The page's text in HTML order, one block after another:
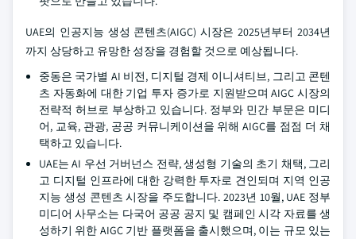
UAE의 인공지능 생성 콘텐츠(AIGC) 시장은 2025년부터 2034년
까지 상당하고 유망한 성장을 경험할 것으로 예상됩니다.
중동은 국가별 AI 비전, 디지털 경제 이니셔티브, 그리고 콘텐
츠 자동화에 대한 기업 투자 증가로 지원받으며 AIGC 시장의
전략적 허브로 부상하고 있습니다. 정부와 민간 부문은 미디
어, 교육, 관광, 공공 커뮤니케이션을 위해 AIGC를 점점 더 채
택하고 있습니다.
UAE는 AI 우선 거버넌스 전략, 생성형 기술의 초기 채택, 그리
고 디지털 인프라에 대한 강력한 투자로 견인되며 지역 인공
지능 생성 콘텐츠 시장을 주도합니다. 2023년 10월, UAE 정부
미디어 사무소는 다국어 공공 공지 및 캠페인 시각 자료를 생
성하기 위한 AIGC 기반 플랫폼을 출시했으며, 이는 규모 있는